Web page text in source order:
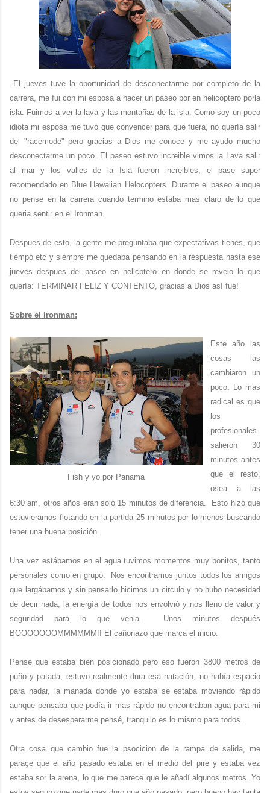
El jueves tuve la oportunidad de desconectarme por completo de la
carrera, me fui con mi esposa a hacer un paseo por en helicoptero porla
isla. Fuimos a ver la lava y las montañas de la isla. Como soy un poco
idiota mi esposa me tuvo que convencer para que fuera, no quería salir
del "racemode" pero gracias a Dios me conoce y me ayudo mucho
desconectarme un poco. El paseo estuvo increible vimos la Lava salir
al mar y los valles de la Isla fueron increibles, el pase super
recomendado en Blue Hawaiian Helocopters. Durante el paseo aunque
no pense en la carrera cuando termino estaba mas claro de lo que
queria sentir en el Ironman.
Despues de esto, la gente me preguntaba que expectativas tienes, que
tiempo etc y siempre me quedaba pensando en la respuesta hasta ese
jueves despues del paseo en helicptero en donde se revelo lo que
quería: TERMINAR FELIZ Y CONTENTO, gracias a Dios así fue!
Sobre el Ironman:
Fish y yo por Panama
Este año las
cosas las
cambiaron un
poco. Lo mas
radical es que
los
profesionales
salieron 30
minutos antes
que el resto,
osea a las
6:30 am, otros años eran solo 15 minutos de diferencia. Esto hizo que
estuvieramos flotando en la partida 25 minutos por lo menos buscando
tener una buena posición.
Una vez estábamos en el agua tuvimos momentos muy bonitos, tanto
personales como en grupo. Nos encontramos juntos todos los amigos
que largábamos y sin pensarlo hicimos un circulo y no hubo necesidad
de decir nada, la energía de todos nos envolvió y nos lleno de valor y
seguridad para lo que venia. Unos minutos después
BOOOOOOOMMMMMM!! El cañonazo que marca el inicio.
Pensé que estaba bien posicionado pero eso fueron 3800 metros de
puño y patada, estuvo realmente dura esa natación, no había espacio
para nadar, la manada donde yo estaba se estaba moviendo rápido
aunque pensaba que podía ir mas rápido no encontraban agua para mi
y antes de desesperarme pensé, tranquilo es lo mismo para todos.
Otra cosa que cambio fue la psocicion de la rampa de salida, me
paraçe que el año pasado estaba en el medio del pire y estaba vez
estaba sor la arena, lo que me parece que le añadí algunos metros. Yo